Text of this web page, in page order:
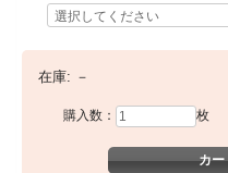
在庫: －
購入数： 枚